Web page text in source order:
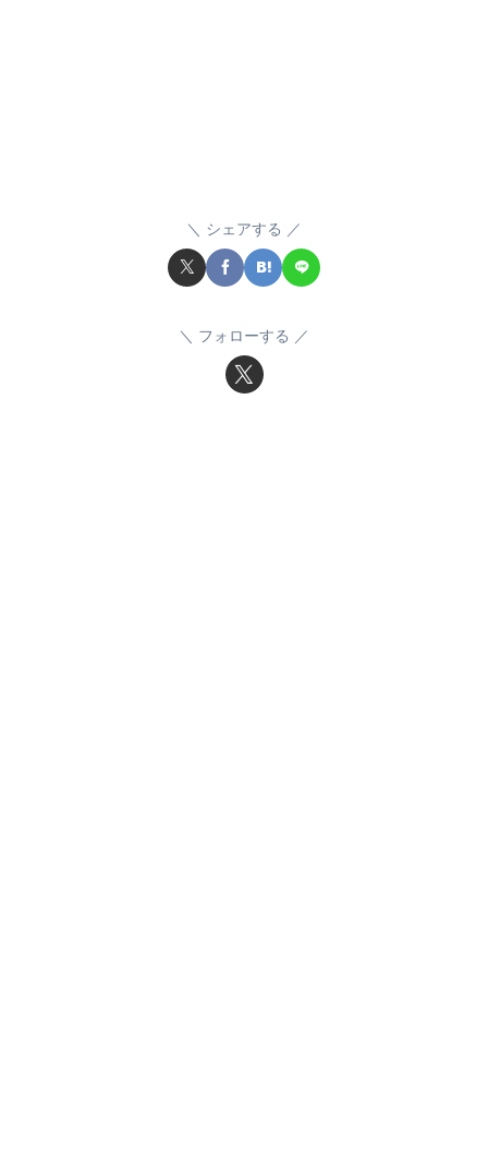
シェアする
フォローする